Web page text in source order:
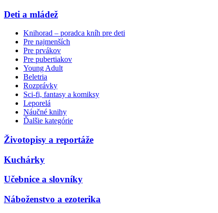
Deti a mládež
Knihorad – poradca kníh pre deti
Pre najmenších
Pre prvákov
Pre pubertiakov
Young Adult
Beletria
Rozprávky
Sci-fi, fantasy a komiksy
Leporelá
Náučné knihy
Ďalšie kategórie
Životopisy a reportáže
Kuchárky
Učebnice a slovníky
Náboženstvo a ezoterika